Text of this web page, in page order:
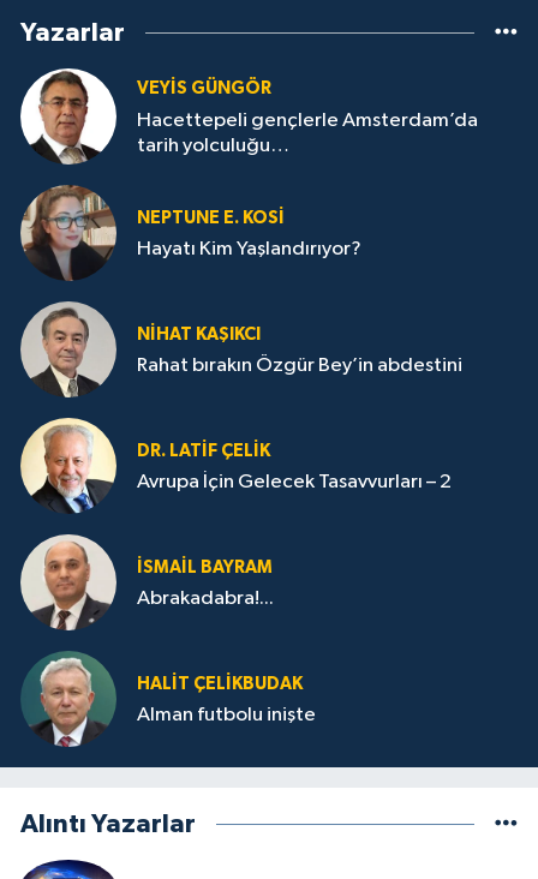
Yazarlar
VEYIS GÜNGÖR
Hacettepeli gençlerle Amsterdam’da
tarih yolculuğu…
NEPTUNE E. KOSİ
Hayatı Kim Yaşlandırıyor?
NİHAT KAŞIKCI
Rahat bırakın Özgür Bey’in abdestini
DR. LATİF ÇELİK
Avrupa İçin Gelecek Tasavvurları – 2
İSMAİL BAYRAM
Abrakadabra!...
HALIT ÇELİKBUDAK
Alman futbolu inişte
Alıntı Yazarlar